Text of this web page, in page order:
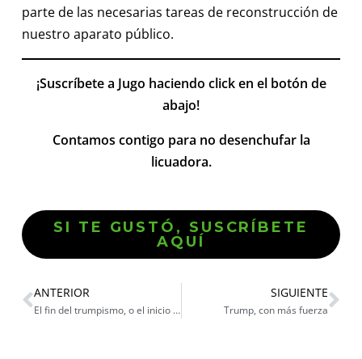
parte de las necesarias tareas de reconstrucción de
nuestro aparato público.
¡Suscríbete a Jugo haciendo click en el botón de
abajo!
Contamos contigo para no desenchufar la
licuadora.
SI TE GUSTÓ, SUSCRÍBETE
AQUÍ
ANTERIOR
El fin del trumpismo, o el inicio del fin
SIGUIENTE
Trump, con más fuerza